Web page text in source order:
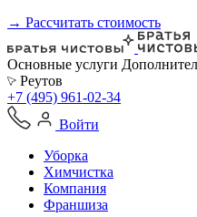
→ Рассчитать стоимость
Основные услуги
Реутов
+7 (495) 961-02-34
Войти
Уборка
Химчистка
Компания
Франшиза